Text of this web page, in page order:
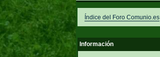
Índice del Foro Comunio.es
Información